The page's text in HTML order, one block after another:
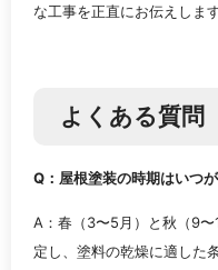
な工事を正直にお伝えします
よくある質問
Q：屋根塗装の時期はいつ
A：春（3〜5月）と秋（9
定し、塗料の乾燥に適した